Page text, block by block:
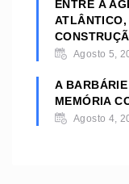
ENTRE A
Agosto 5,
A
MEMÓRIA
Agosto 4,